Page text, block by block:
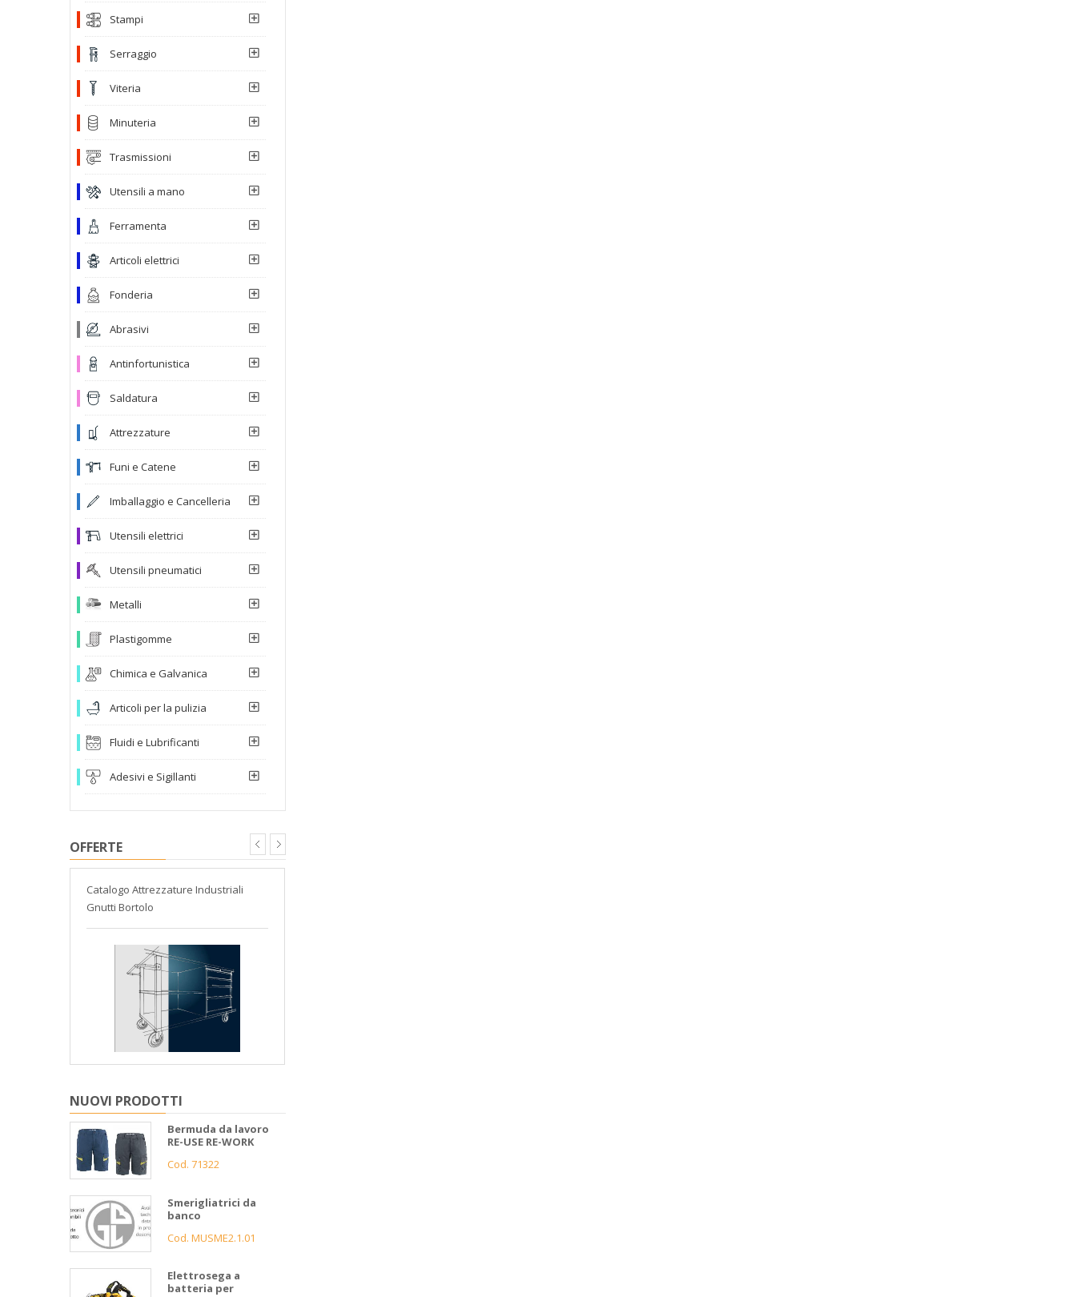
Stampi
Serraggio
Viteria
Minuteria
Trasmissioni
Utensili a mano
Ferramenta
Articoli elettrici
Fonderia
Abrasivi
Antinfortunistica
Saldatura
Attrezzature
Funi e Catene
Imballaggio e Cancelleria
Utensili elettrici
Utensili pneumatici
Metalli
Plastigomme
Chimica e Galvanica
Articoli per la pulizia
Fluidi e Lubrificanti
Adesivi e Sigillanti
OFFERTE
Catalogo Attrezzature Industriali
Gnutti Bortolo
NUOVI PRODOTTI
Bermuda da lavoro
RE-USE RE-WORK
Cod. 71322
Smerigliatrici da
banco
Cod. MUSME2.1.01
Elettrosega a
batteria per